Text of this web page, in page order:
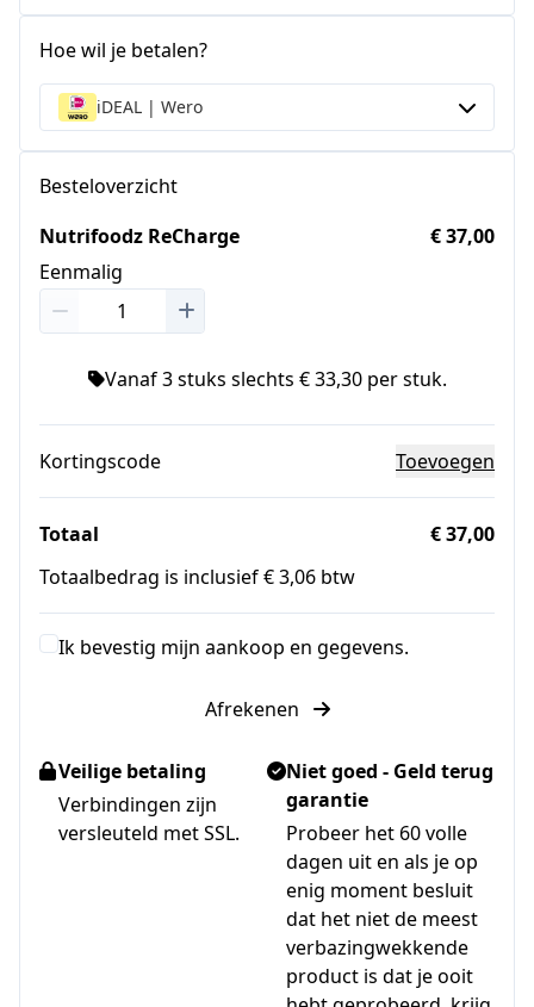
Hoe wil je betalen?
iDEAL | Wero
Besteloverzicht
Nutrifoodz ReCharge
Eenmalig
€ 37,00
Vanaf 3 stuks slechts € 33,30 per stuk.
Kortingscode Toevoegen
Totaal
€ 37,00
Totaalbedrag is inclusief € 3,06 btw
Ik bevestig mijn aankoop en gegevens.
Afrekenen
Veilige betaling
Verbindingen zijn
versleuteld met SSL.
Niet goed - Geld terug
garantie
Probeer het 60 volle
dagen uit en als je op
enig moment besluit
dat het niet de meest
verbazingwekkende
product is dat je ooit